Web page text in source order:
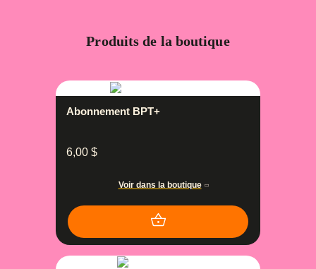
Produits de la boutique
Abonnement BPT+
6,00 $
Voir dans la boutique